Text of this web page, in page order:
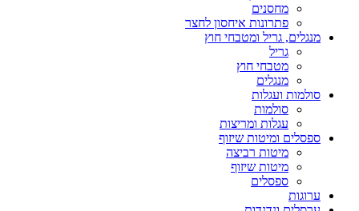
מחסנים
פתרונות איחסון לחצר
מנגלים, גריל ומטבחי חוץ
גריל
מטבחי חוץ
מנגלים
סולמות ועגלות
סולמות
עגלות ומריצות
ספסלים ומיטות שיזוף
מיטות רביצה
מיטות שיזוף
ספסלים
ערוגות